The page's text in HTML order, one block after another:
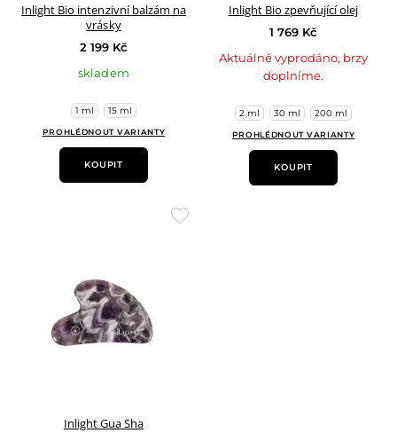
Inlight Bio intenzivní balzám na
vrásky
2 199 Kč
skladem
1 ml 15 ml
PROHLÉDNOUT VARIANTY
KOUPIT
Inlight Bio zpevňující olej
1 769 Kč
Aktuálně vyprodáno, brzy
doplníme.
2 ml 30 ml 200 ml
PROHLÉDNOUT VARIANTY
KOUPIT
Přidat
Inlight Gua Sha